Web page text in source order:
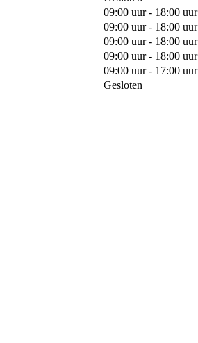
09:00 uur - 18:00 uur
09:00 uur - 18:00 uur
09:00 uur - 18:00 uur
09:00 uur - 18:00 uur
09:00 uur - 17:00 uur
Gesloten